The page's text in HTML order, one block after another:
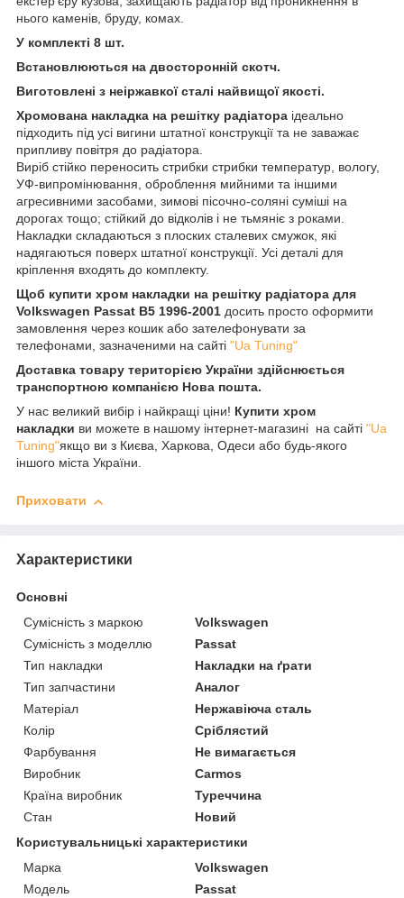
нього каменів, бруду, комах.
У комплекті 8 шт.
Встановлюються на двосторонній скотч.
Виготовлені з неіржавкої сталі найвищої якості.
Хромована накладка на решітку радіатора ідеально
підходить під усі вигини штатної конструкції та не заважає
припливу повітря до радіатора.
Виріб стійко переносить стрибки стрибки температур, вологу,
УФ-випромінювання, оброблення мийними та іншими
агресивними засобами, зимові пісочно-соляні суміші на
дорогах тощо; стійкий до відколів і не тьмяніє з роками.
Накладки складаються з плоских сталевих смужок, які
надягаються поверх штатної конструкції. Усі деталі для
кріплення входять до комплекту.
Щоб купити хром накладки на решітку радіатора для
Volkswagen Passat B5 1996-2001 досить просто оформити
замовлення через кошик або зателефонувати за
телефонами, зазначеними на сайті "Ua Tuning"
Доставка товару територією України здійснюється
транспортною компанією Нова пошта.
У нас великий вибір і найкращі ціни! Купити хром
накладки ви можете в нашому інтернет-магазині на сайті "Ua
Tuning"якщо ви з Києва, Харкова, Одеси або будь-якого
іншого міста України.
Приховати
Характеристики
Основні
Сумісність з маркою
Volkswagen
Сумісність з моделлю
Passat
Тип накладки
Накладки на ґрати
Тип запчастини
Аналог
Матеріал
Нержавіюча сталь
Колір
Сріблястий
Фарбування
Не вимагається
Виробник
Carmos
Країна виробник
Туреччина
Стан
Новий
Користувальницькі характеристики
Марка
Volkswagen
Модель
Passat